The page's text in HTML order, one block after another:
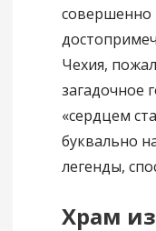
совершенно
Чехия,
загадочное
«сердцем
буквально
легенды,
Храм